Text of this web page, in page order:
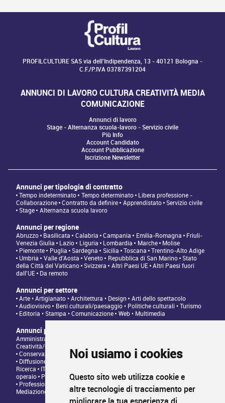
Noi usiamo i cookies
Questo sito web utilizza cookie e
altre tecnologie di tracciamento per
PROFILCULTURE SAS via dell'Indipendenza, 13 - 40121 Bologna -
C.F./P.IVA 03787391204
ANNUNCI DI LAVORO CULTURA CREATIVITÀ MEDIA
COMUNICAZIONE
Annunci di lavoro
Stage - Alternanza scuola-lavoro - Servizio civile
Più Info
Account Candidato
Account Pubblicazione
Iscrizione Newsletter
Annunci per tipologia di contratto
Tempo indeterminato Tempo determinato
Libera professione -
Collaborazione
Contratto da definire Apprendistato
Servizio civile
Stage
Alternanza scuola lavoro
Annunci per regione
Abruzzo Basilicata Calabria Campania Emilia-Romagna
Friuli-
Venezia Giulia
Lazio Liguria Lombardia Marche
Molise
Piemonte
Puglia Sardegna Sicilia Toscana
Trentino-Alto Adige
Umbria
Valle d'Aosta Veneto Repubblica di San Marino
Stato
della Città del Vaticano
Svizzera Altri Paesi UE
Altri Paesi fuori
dall'UE
Da remoto
Annunci per settore
Arte • Artigianato • Architettura • Design
Arti dello spettacolo
Audiovisivo
Beni culturali/paesaggio • Politiche culturali • Turismo
Editoria • Stampa • Comunicazione Web • Multimedia
Annunci per tipologia di professione
Amministrazione • Direzione • Legale
Creatività/Grafica
Conservazione/Tutela/Valorizzazione Patrimonio Culturale
Diffusione/Distribuzione • Commerciale/Fundraising
Ricerca
IT/Programmazione web
operaio
Produzione/Programmazione • Project management
Professioni Editoriali • Giornalismo
Relazioni con il Pubblico •
Mediazione